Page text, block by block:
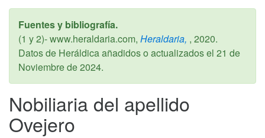
Fuentes y bibliografía.
(1 y 2)- www.heraldaria.com, Heraldaria, , 2020.
Datos de Heráldica añadidos o actualizados el 21 de
Noviembre de 2024.
Nobiliaria del apellido
Ovejero